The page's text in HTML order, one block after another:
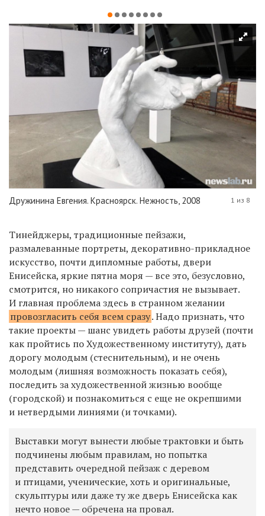
Дружинина Евгения. Красноярск. Нежность, 2008 1 из 8
Тинейджеры, традиционные пейзажи,
размалеванные портреты, декоративно-прикладное
искусство, почти дипломные работы, двери
Енисейска, яркие пятна моря — все это, безусловно,
смотрится, но никакого сопричастия не вызывает.
И главная проблема здесь в странном желании
провозгласить себя всем сразу. Надо признать, что
такие проекты — шанс увидеть работы друзей (почти
как пройтись по Художественному институту), дать
дорогу молодым (стеснительным), и не очень
молодым (лишняя возможность показать себя),
последить за художественной жизнью вообще
(городской) и познакомиться с еще не окрепшими
и нетвердыми линиями (и точками).
Выставки могут вынести любые трактовки и быть
подчинены любым правилам, но попытка
представить очередной пейзаж с деревом
и птицами, ученические, хоть и оригинальные,
скульптуры или даже ту же дверь Енисейска как
нечто новое — обречена на провал.